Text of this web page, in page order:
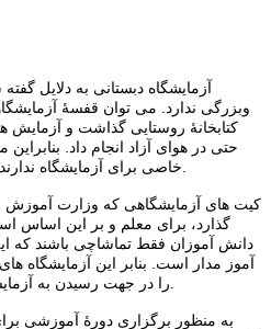
آزمایشگاه دبستانی به دلایل
وبزرگی ندارد. می توان قفسۀ
کتابخانۀ روستایی گذاشت و آزمایش
حتی در هوای آزاد انجام داد.
گذارد، برای معلم و بر این اساس
دانش آموزان فقط تماشاچی باشند که
آموز مدار است. بنابر این آزمایشگاه